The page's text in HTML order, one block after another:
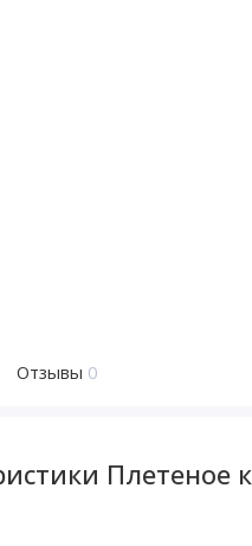
Отзывы 0
Плетеное